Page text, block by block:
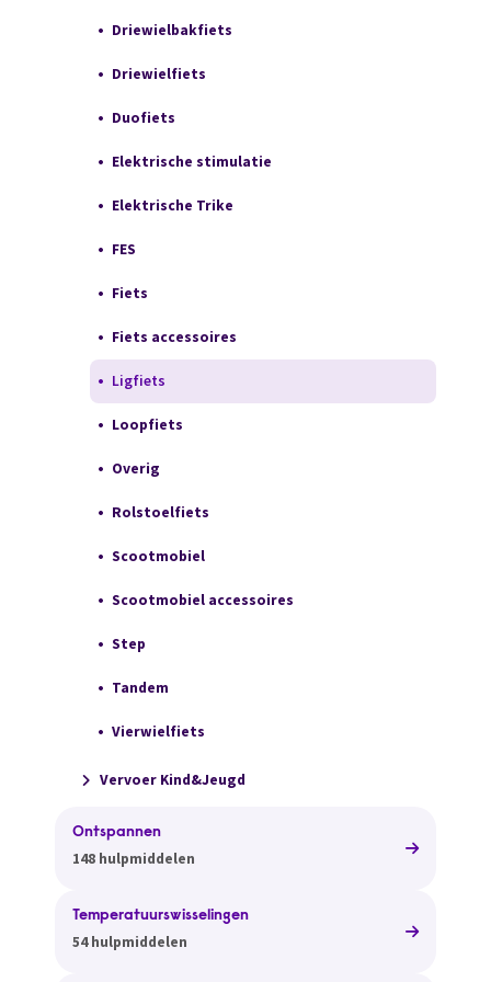
Driewielbakfiets
Driewielfiets
Duofiets
Elektrische stimulatie
Elektrische Trike
FES
Fiets
Fiets accessoires
Ligfiets
Loopfiets
Overig
Rolstoelfiets
Scootmobiel
Scootmobiel accessoires
Step
Tandem
Vierwielfiets
Vervoer Kind&Jeugd
Ontspannen
148 hulpmiddelen
Temperatuurswisselingen
54 hulpmiddelen